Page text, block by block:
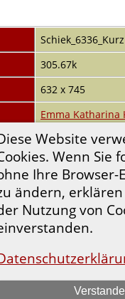
Website
Wenn Sie
Ihre Browser-
ändern,
Nutzung von
305.67k
632 x 745
Emma Katharina
«Zurück «1 ...
3534 3535 3536
mitThe Next Generation of
von Darrin Lythgoe ©